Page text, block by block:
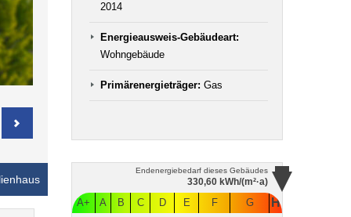
2014
Energieausweis-Gebäudeart:
Wohngebäude
Primärenergieträger: Gas
Endenergiebedarf dieses Gebäudes
330,60 kWh/(m²·a)
A+
A B C D E F G H